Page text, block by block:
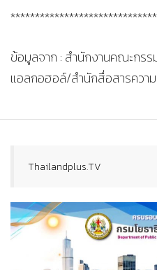
ข้อมูลจาก : สำนักงานคณะกร
แอลกอฮอล์/สำนักสื่อสารควา
Thailandplus.TV